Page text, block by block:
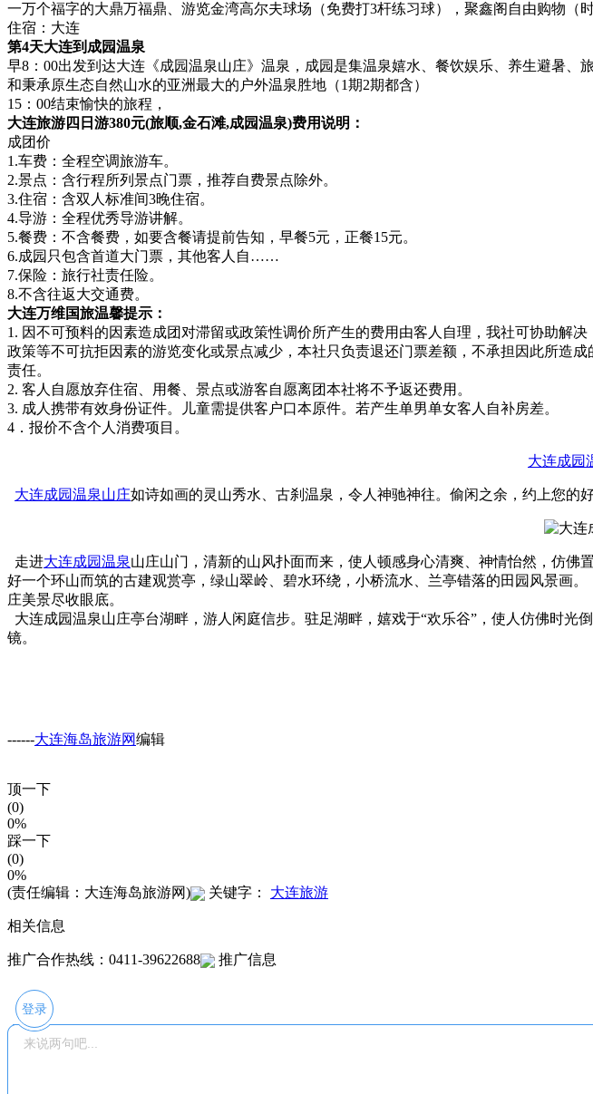
一万个福字的大鼎万福鼎、游览金湾高尔夫球场（免费打3杆练习球），聚鑫阁自由购物（
住宿：大连
第4天大连到成园温泉
早8：00出发到达大连《成园温泉山庄》温泉，成园是集温泉嬉水、餐饮娱乐、养生避暑
和秉承原生态自然山水的亚洲最大的户外温泉胜地（1期2期都含）
15：00结束愉快的旅程，
大连旅游四日游380元(旅顺,金石滩,成园温泉)费用说明：
成团价
1.车费：全程空调旅游车。
2.景点：含行程所列景点门票，推荐自费景点除外。
3.住宿：含双人标准间3晚住宿。
4.导游：全程优秀导游讲解。
5.餐费：不含餐费，如要含餐请提前告知，早餐5元，正餐15元。
6.成园只包含首道大门票，其他客人自……
7.保险：旅行社责任险。
8.不含往返大交通费。
大连万维国旅温馨提示：
1. 因不可预料的因素造成团对滞留或政策性调价所产生的费用由客人自理，我社可协助解决
政策等不可抗拒因素的游览变化或景点减少，本社只负责退还门票差额，不承担因此所造成
责任。
2. 客人自愿放弃住宿、用餐、景点或游客自愿离团本社将不予返还费用。
3. 成人携带有效身份证件。儿童需提供客户口本原件。若产生单男单女客人自补房差。
4．报价不含个人消费项目。
大连成园
大连成园温泉山庄如诗如画的灵山秀水、古刹温泉，令人神驰神往。偷闲之余，约上您的
走进大连成园温泉山庄山门，清新的山风扑面而来，使人顿感身心清爽、神情怡然，仿佛
好一个环山而筑的古建观赏亭，绿山翠岭、碧水环绕，小桥流水、兰亭错落的田园风景画
庄美景尽收眼底。
大连成园温泉山庄亭台湖畔，游人闲庭信步。驻足湖畔，嬉戏于“欢乐谷”，使人仿佛时
镜。
------大连海岛旅游网编辑
顶一下
(0)
0%
踩一下
(0)
0%
(责任编辑：大连海岛旅游网)
关键字： 大连旅游
相关信息
推广合作热线：0411-39622688 推广信息
登录